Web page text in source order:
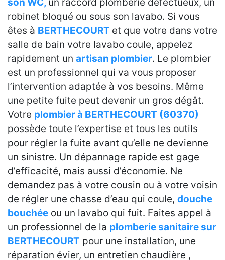
son WC, un raccord plomberie défectueux, un
robinet bloqué ou sous son lavabo. Si vous
êtes à BERTHECOURT et que votre dans votre
salle de bain votre lavabo coule, appelez
rapidement un artisan plombier. Le plombier
est un professionnel qui va vous proposer
l’intervention adaptée à vos besoins. Même
une petite fuite peut devenir un gros dégât.
Votre plombier à BERTHECOURT (60370)
possède toute l’expertise et tous les outils
pour régler la fuite avant qu’elle ne devienne
un sinistre. Un dépannage rapide est gage
d’efficacité, mais aussi d’économie. Ne
demandez pas à votre cousin ou à votre voisin
de régler une chasse d’eau qui coule, douche
bouchée ou un lavabo qui fuit. Faites appel à
un professionnel de la plomberie sanitaire sur
BERTHECOURT pour une installation, une
réparation évier, un entretien chaudière ,